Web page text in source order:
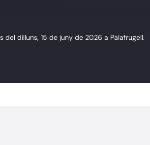
del dilluns, 15 de juny de 2026 a Palafrugell.